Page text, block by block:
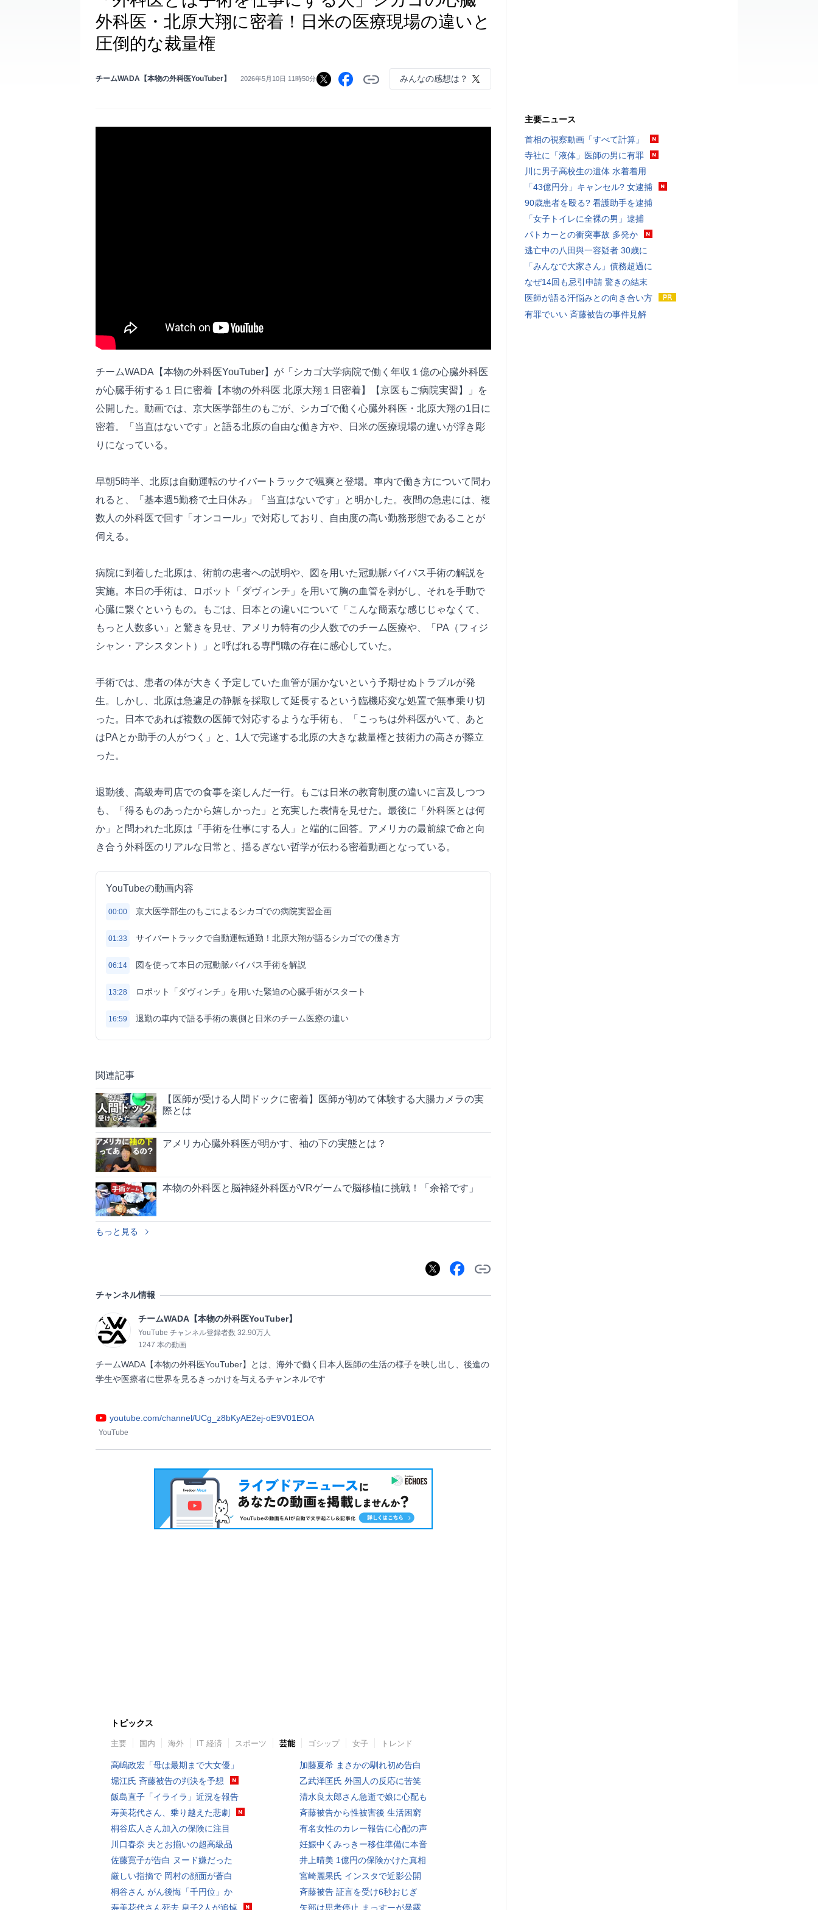
外科医・北原大翔に密着！日米の医療現場の違いと
圧倒的な裁量権
チームWADA【本物の外科医YouTuber】 2026年5月10日 11時50分 みんなの感想は？
チームWADA【本物の外科医YouTuber】が「シカゴ大学病院で働く年収１億の心臓外科医
が心臓手術する１日に密着【本物の外科医 北原大翔１日密着】【京医もご病院実習】」を
公開した。動画では、京大医学部生のもごが、シカゴで働く心臓外科医・北原大翔の1日に
密着。「当直はないです」と語る北原の自由な働き方や、日米の医療現場の違いが浮き彫
りになっている。
早朝5時半、北原は自動運転のサイバートラックで颯爽と登場。車内で働き方について問わ
れると、「基本週5勤務で土日休み」「当直はないです」と明かした。夜間の急患には、複
数人の外科医で回す「オンコール」で対応しており、自由度の高い勤務形態であることが
伺える。
病院に到着した北原は、術前の患者への説明や、図を用いた冠動脈バイパス手術の解説を
実施。本日の手術は、ロボット「ダヴィンチ」を用いて胸の血管を剥がし、それを手動で
心臓に繋ぐというもの。もごは、日本との違いについて「こんな簡素な感じじゃなくて、
もっと人数多い」と驚きを見せ、アメリカ特有の少人数でのチーム医療や、「PA（フィジ
シャン・アシスタント）」と呼ばれる専門職の存在に感心していた。
手術では、患者の体が大きく予定していた血管が届かないという予期せぬトラブルが発
生。しかし、北原は急遽足の静脈を採取して延長するという臨機応変な処置で無事乗り切
った。日本であれば複数の医師で対応するような手術も、「こっちは外科医がいて、あと
はPAとか助手の人がつく」と、1人で完遂する北原の大きな裁量権と技術力の高さが際立
った。
退勤後、高級寿司店での食事を楽しんだ一行。もごは日米の教育制度の違いに言及しつつ
も、「得るものあったから嬉しかった」と充実した表情を見せた。最後に「外科医とは何
か」と問われた北原は「手術を仕事にする人」と端的に回答。アメリカの最前線で命と向
き合う外科医のリアルな日常と、揺るぎない哲学が伝わる密着動画となっている。
YouTubeの動画内容
00:00 京大医学部生のもごによるシカゴでの病院実習企画
01:33 サイバートラックで自動運転通勤！北原大翔が語るシカゴでの働き方
06:14 図を使って本日の冠動脈バイパス手術を解説
13:28 ロボット「ダヴィンチ」を用いた緊迫の心臓手術がスタート
16:59 退勤の車内で語る手術の裏側と日米のチーム医療の違い
関連記事
【医師が受ける人間ドックに密着】医師が初めて体験する大腸カメラの実
際とは
アメリカ心臓外科医が明かす、袖の下の実態とは？
本物の外科医と脳神経外科医がVRゲームで脳移植に挑戦！「余裕です」
もっと見る
チャンネル情報
チームWADA【本物の外科医YouTuber】
YouTube チャンネル登録者数 32.90万人
1247 本の動画
チームWADA【本物の外科医YouTuber】とは、海外で働く日本人医師の生活の様子を映し出し、後進の
学生や医療者に世界を見るきっかけを与えるチャンネルです
youtube.com/channel/UCg_z8bKyAE2ej-oE9V01EOA
YouTube
トピックス
主要 国内 海外 IT 経済 スポーツ 芸能 ゴシップ 女子 トレンド
高嶋政宏「母は最期まで大女優」
堀江氏 斉藤被告の判決を予想
飯島直子「イライラ」近況を報告
寿美花代さん、乗り越えた悲劇
桐谷広人さん加入の保険に注目
川口春奈 夫とお揃いの超高級品
佐藤寛子が告白 ヌード嫌だった
厳しい指摘で 岡村の顔面が蒼白
桐谷さん がん後悔「千円位」か
寿美花代さん死去 息子2人が追悼
加藤夏希 まさかの馴れ初め告白
乙武洋匡氏 外国人の反応に苦笑
清水良太郎さん急逝で娘に心配も
斉藤被告から性被害後 生活困窮
有名女性のカレー報告に心配の声
妊娠中くみっきー移住準備に本音
井上晴美 1億円の保険かけた真相
宮崎麗果氏 インスタで近影公開
斉藤被告 証言を受け6秒おじぎ
矢部は思考停止 まっすーが暴露
主要ニュース
首相の視察動画「すべて計算」
寺社に「液体」医師の男に有罪
川に男子高校生の遺体 水着着用
「43億円分」キャンセル? 女逮捕
90歳患者を殴る? 看護助手を逮捕
「女子トイレに全裸の男」逮捕
パトカーとの衝突事故 多発か
逃亡中の八田與一容疑者 30歳に
「みんなで大家さん」債務超過に
なぜ14回も忌引申請 驚きの結末
医師が語る汗悩みとの向き合い方
有罪でいい 斉藤被告の事件見解